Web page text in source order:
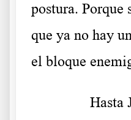
postura. Porque
que ya no hay
el bloque
Hasta